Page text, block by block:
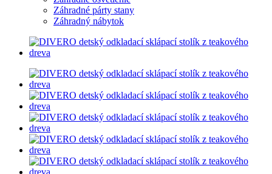
Záhradné párty stany
Záhradný nábytok